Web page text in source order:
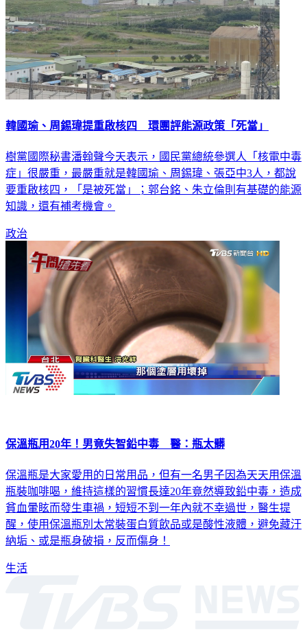
韓國瑜、周錫瑋提重啟核四 環團評能源政策「死當」
樹黨國際秘書潘翰聲今天表示，國民黨總統參選人「核電中毒
症」很嚴重，最嚴重就是韓國瑜、周錫瑋、張亞中3人，都說
要重啟核四，「是被死當」；郭台銘、朱立倫則有基礎的能源
知識，還有補考機會。
政治
保溫瓶用20年！男竟失智鉛中毒 醫：瓶太髒
保溫瓶是大家愛用的日常用品，但有一名男子因為天天用保溫
瓶裝咖啡喝，維持這樣的習慣長達20年竟然導致鉛中毒，造成
貧血暈眩而發生車禍，短短不到一年內就不幸過世，醫生提
醒，使用保溫瓶別太常裝蛋白質飲品或是酸性液體，避免藏汙
納垢、或是瓶身破損，反而傷身！
生活